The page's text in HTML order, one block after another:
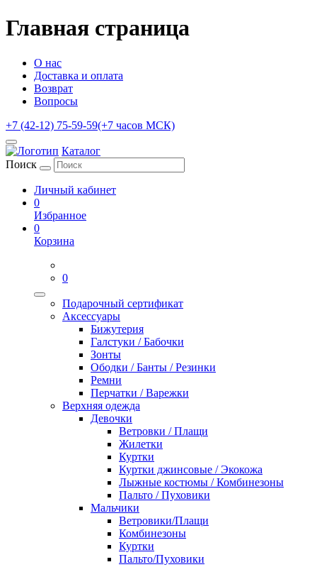
Главная страница
О нас
Доставка и оплата
Возврат
Вопросы
+7 (42-12) 75-59-59(+7 часов МСК)
Каталог
Поиск
Личный кабинет
0
Избранное
0
Корзина
0
Подарочный сертификат
Аксессуары
Бижутерия
Галстуки / Бабочки
Зонты
Ободки / Банты / Резинки
Ремни
Перчатки / Варежки
Верхняя одежда
Девочки
Ветровки / Плащи
Жилетки
Куртки
Куртки джинсовые / Экокожа
Лыжные костюмы / Комбинезоны
Пальто / Пуховики
Мальчики
Ветровики/Плащи
Комбинезоны
Куртки
Пальто/Пуховики